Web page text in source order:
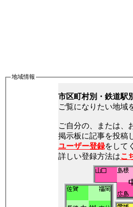
地域情報
市区町村別・鉄道駅
ご覧になりたい地域
ご自分の、または、
ユーザー登録をして
詳しい登録方法はこ